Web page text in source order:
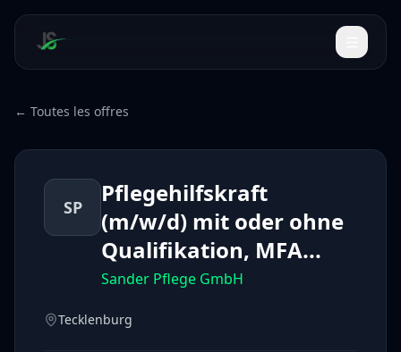
← Toutes les offres
SP
Pflegehilfskraft
(m/w/d) mit oder ohne
Qualifikation, MFA...
Sander Pflege GmbH
Tecklenburg